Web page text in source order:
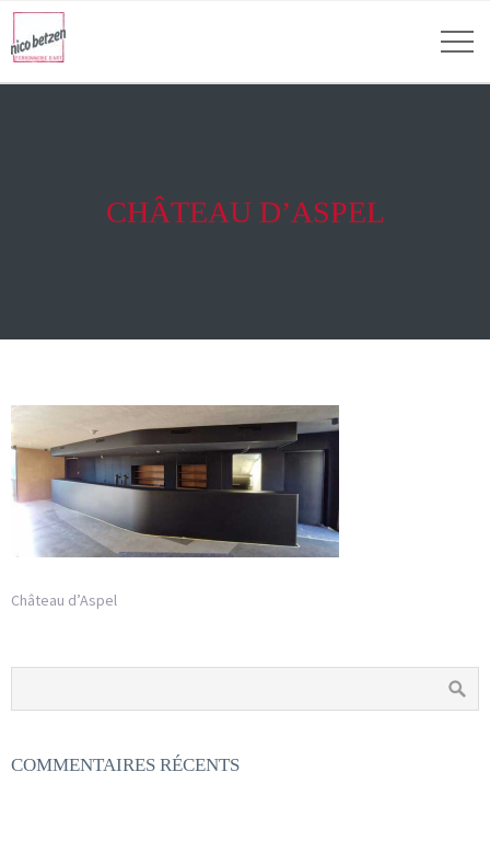
CHÂTEAU D’ASPEL
Château d’Aspel
COMMENTAIRES RÉCENTS